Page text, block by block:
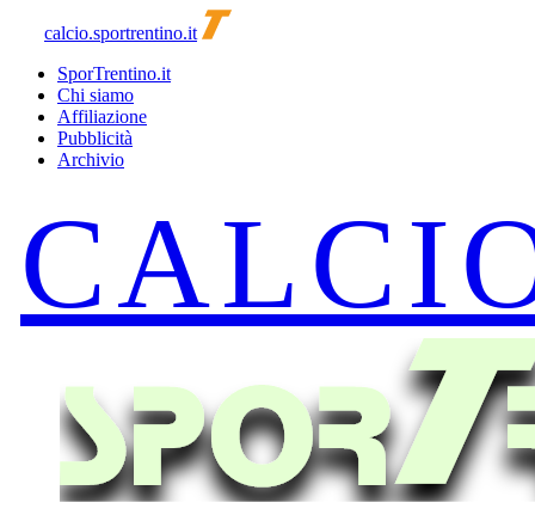
calcio.sportrentino.it
SporTrentino.it
Chi siamo
Affiliazione
Pubblicità
Archivio